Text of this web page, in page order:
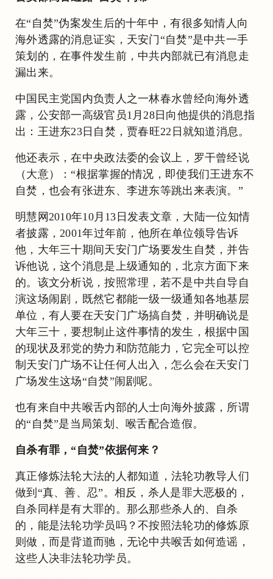
在“自焚”伪案发生后的十年中，有很多知情人向
海外透露的消息证实，天安门“自焚”是中共一手
策划的，在事件发生前，中共内部就已有消息走
漏出来。
中国民主党国内负责人之一林春水曾经向海外透
露，公安部一高级官员1月28日向他提供的消息指
出：王进东23日自焚，贾春旺22日就知道消息。
他还表示，在中央政法委的会议上，罗干曾经说
（大意）：“根据掌握的情况，即使我们王进东不
自焚，也会有张进东、李进东等跳出来表演。”
明慧网2010年10月13日发表文章，大陆一位知情
者披露，2001年过年前，他所在单位领导告诉
他，大年三十期间天安门广场要发生自焚，并告
诉他说，这个消息是上级通知的，北京方面下来
的。该文分析说，按照常理，若不是中共自导自
演这场闹剧，既然它都能一级一级通知各地基层
单位，有人要在天安门广场搞自焚，并明确说是
大年三十，要想制止这件事情的发生，根据中国
的现状及邪党的势力和防范能力，它完全可以控
制天安门广场不让任何人出入，怎么会在天安门
广场发生这场“自焚”闹剧呢。
也有来自中共喉舌内部的人士向海外披露，所谓
的“自焚”是当局策划、喉舌配合造假。
自杀有罪，“自焚”依据何来？
真正修炼法轮大法的人都知道，法轮功教导人们
做到“真、善、忍”。相反，杀人是罪大恶极的，
自杀同样是有大罪的。那么那些杀人的、自杀
的，能是法轮功学员吗？不按照法轮功的修炼原
则做，而是背道而驰，无论中共喉舌如何造谣，
这些人决非法轮功学员。